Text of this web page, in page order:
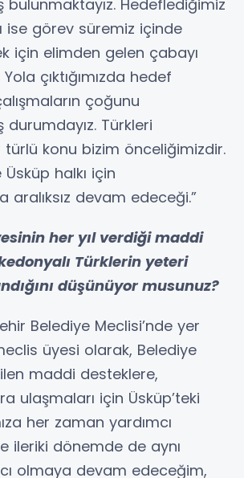
bulunmaktayız. Hedeflediğimiz
ise görev süremiz içinde
için elimden gelen çabayı
çıktığımızda hedef
çoğunu
Türkleri
türlü konu bizim önceliğimizdir.
halkı için
aralıksız devam edeceği.”
her yıl verdiği maddi
Türklerin yeteri
düşünüyor musunuz?
Belediye Meclisi’nde yer
üyesi olarak, Belediye
maddi desteklere,
ulaşmaları için Üsküp’teki
her zaman yardımcı
ileriki dönemde de aynı
olmaya devam edeceğim,